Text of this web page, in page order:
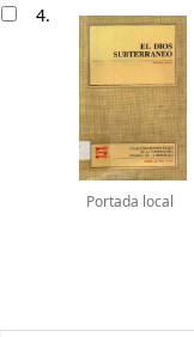
4.
Portada local